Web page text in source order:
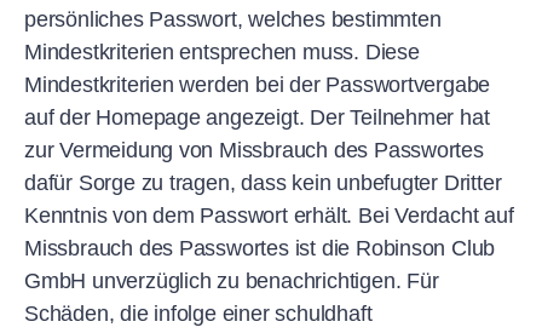
persönliches Passwort, welches bestimmten
Mindestkriterien entsprechen muss. Diese
Mindestkriterien werden bei der Passwortvergabe
auf der Homepage angezeigt. Der Teilnehmer hat
zur Vermeidung von Missbrauch des Passwortes
dafür Sorge zu tragen, dass kein unbefugter Dritter
Kenntnis von dem Passwort erhält. Bei Verdacht auf
Missbrauch des Passwortes ist die Robinson Club
GmbH unverzüglich zu benachrichtigen. Für
Schäden, die infolge einer schuldhaft